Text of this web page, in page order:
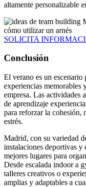
altamente personalizable
SOLICITA
Conclusión
El verano es un
experiencias memorables
empresa. Las actividades
de aprendizaje
para reforzar la cohesión,
estrés.
Madrid, con su variedad
instalaciones deportivas y
mejores lugares para
Desde escalada indoor a
talleres creativos o
amplias y adaptables a